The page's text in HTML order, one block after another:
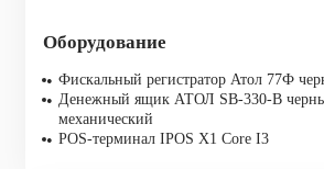
Оборудование
Фискальный регистратор Атол 77Ф
Денежный ящик АТОЛ SB-330-B
механический
POS-терминал IPOS X1 Core I3